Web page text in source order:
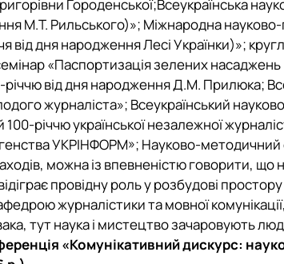
Городенської;Всеукраїнська
М.Т. Рильського)»; Міжнародна
від дня народження Лесі Українки)»;
«Паспортизація зелених насаджень
від дня народження Д.М. Прилюка;
журналіста»; Всеукраїнський
річчю української незалежної
УКРІНФОРМ»; Науково-методичний
можна із впевненістю говорити, що
провідну роль у розбудові
журналістики та мовної
тут наука і мистецтво зачаровують
«Комунікативний дискурс: